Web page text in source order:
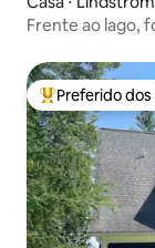
Frente ao lago,
Entre os
Preferido